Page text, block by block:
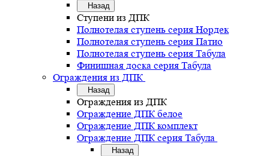
Назад
Ступени из ДПК
Полнотелая ступень серия Нордек
Полнотелая ступень серия Патио
Полнотелая ступень серия Табула
Финишная доска серия Табула
Ограждения из ДПК
Назад
Ограждения из ДПК
Ограждение ДПК белое
Ограждение ДПК комплект
Ограждение ДПК серия Табула
Назад